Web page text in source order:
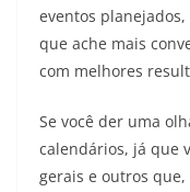
eventos
que ache mais
com melhores
Se você der uma
calendários, já que
gerais e outros